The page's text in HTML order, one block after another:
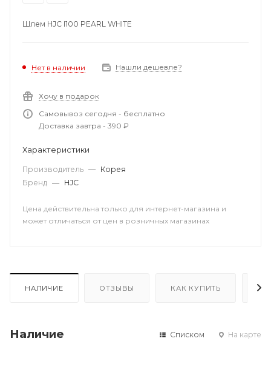
Шлем HJC I100 PEARL WHITE
Нет в наличии Нашли дешевле?
Хочу в подарок
Самовывоз сегодня - бесплатно
Доставка завтра - 390 ₽
Характеристики
Производитель — Корея
Бренд — HJC
Цена действительна только для интернет-магазина и
может отличаться от цен в розничных магазинах
НАЛИЧИЕ ОТЗЫВЫ КАК КУПИТЬ
Наличие Списком На карте